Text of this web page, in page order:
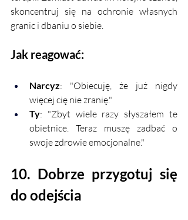
skoncentruj się na ochronie własnych
granic i dbaniu o siebie.
Jak reagować:
Narcyz: "Obiecuję, że już nigdy
więcej cię nie zranię."
Ty: "Zbyt wiele razy słyszałem te
obietnice. Teraz muszę zadbać o
swoje zdrowie emocjonalne."
10. Dobrze przygotuj się
do odejścia